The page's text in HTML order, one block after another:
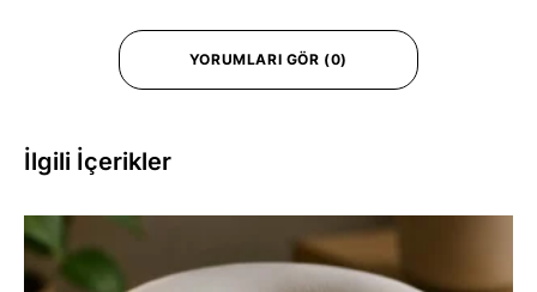
YORUMLARI GÖR (0)
İlgili İçerikler